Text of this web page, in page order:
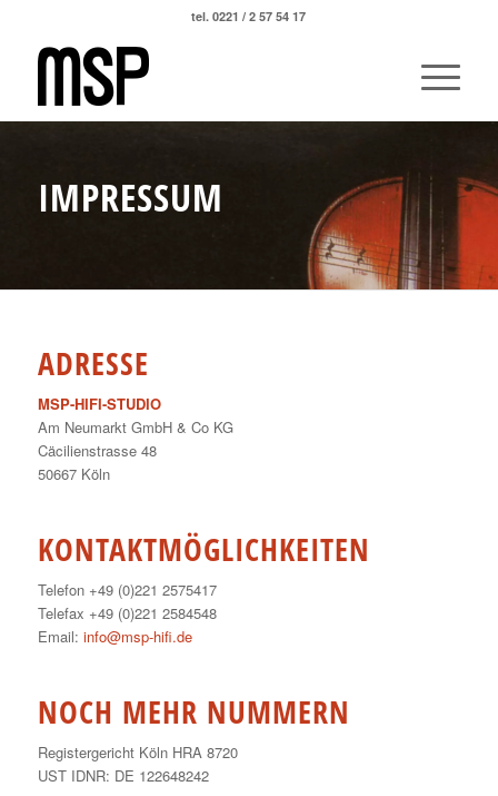
tel. 0221 / 2 57 54 17
IMPRESSUM
ADRESSE
MSP-HIFI-STUDIO
Am Neumarkt GmbH & Co KG
Cäcilienstrasse 48
50667 Köln
KONTAKTMÖGLICHKEITEN
Telefon +49 (0)221 2575417
Telefax +49 (0)221 2584548
Email: info@msp-hifi.de
NOCH MEHR NUMMERN
Registergericht Köln HRA 8720
UST IDNR: DE 122648242